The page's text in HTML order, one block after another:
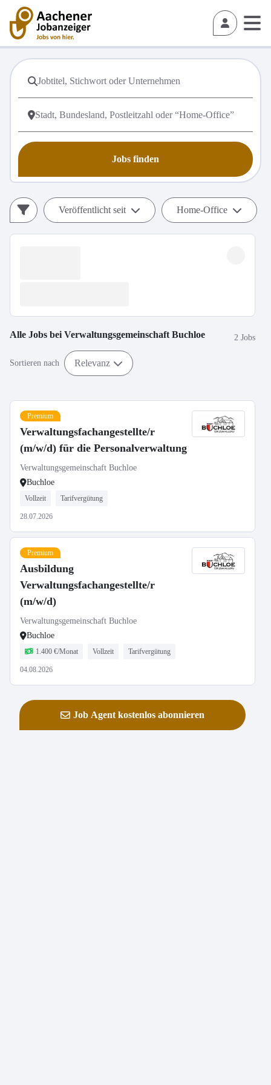
Jobs finden
Veröffentlicht seit Home-Office
Alle Jobs bei Verwaltungsgemeinschaft Buchloe 2 Jobs
Sortieren nach Relevanz
Premium
Verwaltungsfachangestellte/r
(m/w/d) für die Personalverwaltung
Verwaltungsgemeinschaft Buchloe
Buchloe
Vollzeit Tarifvergütung
28.07.2026
Premium
Ausbildung
Verwaltungsfachangestellte/r
(m/w/d)
Verwaltungsgemeinschaft Buchloe
Buchloe
1.400 €/Monat Vollzeit Tarifvergütung
04.08.2026
Job Agent kostenlos abonnieren